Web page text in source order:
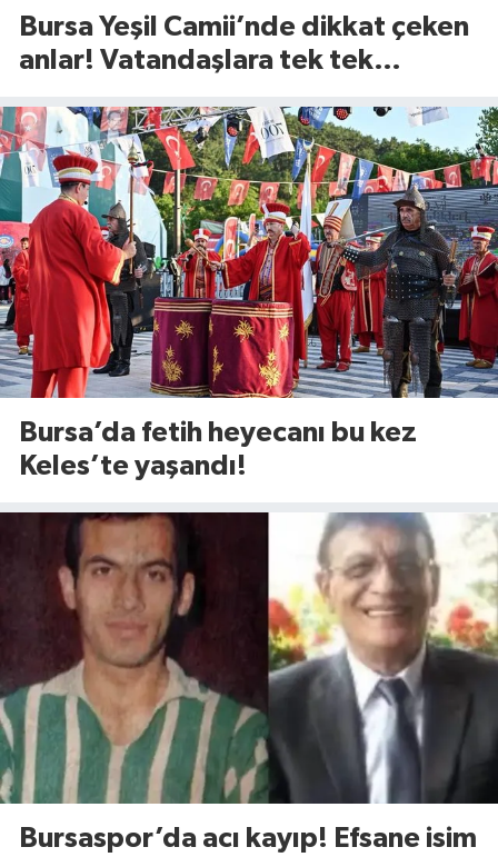
Bursa Yeşil Camii’nde dikkat çeken
anlar! Vatandaşlara tek tek
Bursa’da fetih heyecanı bu kez
Keles’te yaşandı!
Bursaspor’da acı kayıp! Efsane isim